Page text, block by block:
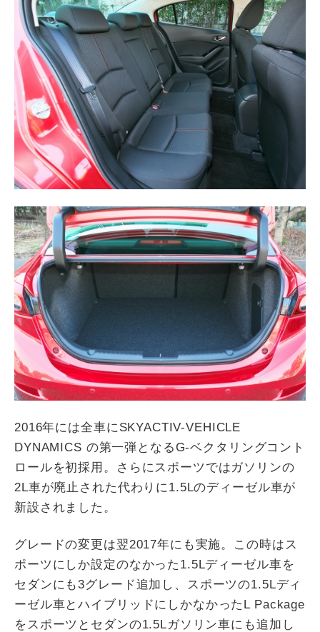
2016年には全車にSKYACTIV-VEHICLE
DYNAMICS の第一弾となるG-ベクタリングコント
ロールを初採用。さらにスポーツではガソリンの
2L車が廃止された代わりに1.5Lのディーゼル車が
新設されました。
グレードの変更は翌2017年にも実施。この時はス
ポーツにしか設定のなかった1.5Lディーゼル車を
セダンにも3グレード追加し、スポーツの1.5Lディ
ーゼル車とハイブリッドにしかなかったL Package
をスポーツとセダンの1.5Lガソリン車にも追加し